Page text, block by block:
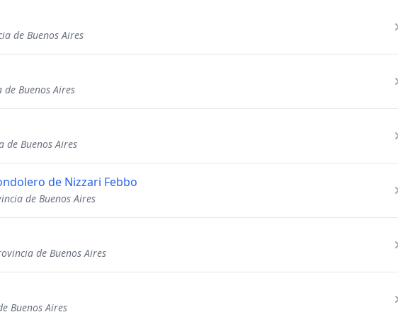
de Buenos Aires
Buenos Aires
de Buenos Aires
de Nizzari Febbo
de Buenos Aires
de Buenos Aires
Buenos Aires